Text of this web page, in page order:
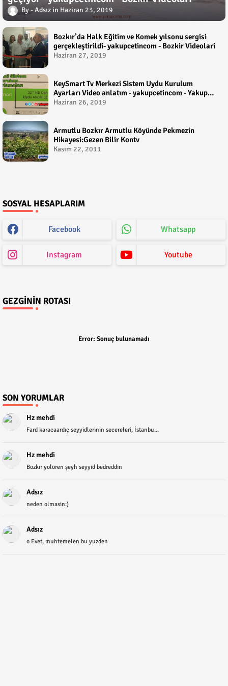
Adsız Haziran 23, 2019
Bozkır’da Halk Eğitim ve Komek yılsonu sergisi
gerçekleştirildi- yakupcetincom - Bozkir Videolari
Haziran 27, 2019
KeySmart Tv Merkezi Sistem Uydu Kurulum
Ayarları Video anlatım - yakupcetincom - Yakup
Çetin
Haziran 26, 2019
Armutlu Bozkır Armutlu Köyünde Pekmezin
Hikayesi:Gezen Bilir Kontv
Kasım 22, 2011
SOSYAL HESAPLARIM
Facebook Whatsapp
Instagram Youtube
GEZGININ ROTASI
Error: Sonuç bulunamadı
SON YORUMLAR
Hz mehdi
Fard karacaardıç seyyidlerinin secereleri, İstanbu...
Hz mehdi
Bozkır yolören şeyh seyyid bedreddin
Adsız
neden olmasin:)
Adsız
o Evet, muhtemelen bu yuzden